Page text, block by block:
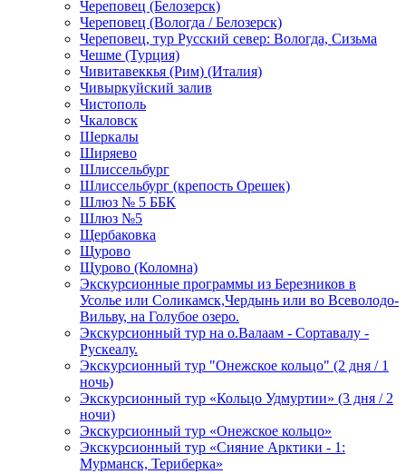
Череповец (Белозерск)
Череповец (Вологда / Белозерск)
Череповец, тур Русский север: Вологда, Сизьма
Чешме (Турция)
Чивитавеккья (Рим) (Италия)
Чивыркуйский залив
Чистополь
Чкаловск
Шеркалы
Ширяево
Шлиссельбург
Шлиссельбург (крепость Орешек)
Шлюз № 5 ББК
Шлюз №5
Щербаковка
Щурово
Щурово (Коломна)
Экскурсионные программы из Березников в
Усолье или Соликамск,Чердынь или во Всеволодо-
Вильву, на Голубое озеро.
Экскурсионный тур на о.Валаам - Сортавалу -
Рускеалу.
Экскурсионный тур "Онежское кольцо" (2 дня / 1
ночь)
Экскурсионный тур «Кольцо Удмуртии» (3 дня / 2
ночи)
Экскурсионный тур «Онежское кольцо»
Экскурсионный тур «Сияние Арктики - 1:
Мурманск, Териберка»